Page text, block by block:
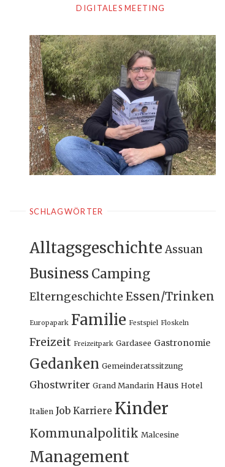
DIGITALES MEETING
SCHLAGWÖRTER
Alltagsgeschichte Assuan
Business Camping
Elterngeschichte Essen/Trinken
Europapark Familie Festspiel Floskeln
Freizeit Freizeitpark Gardasee Gastronomie
Gedanken Gemeinderatssitzung
Ghostwriter Grand Mandarin Haus Hotel
Italien Job Karriere Kinder
Kommunalpolitik Malcesine
Management